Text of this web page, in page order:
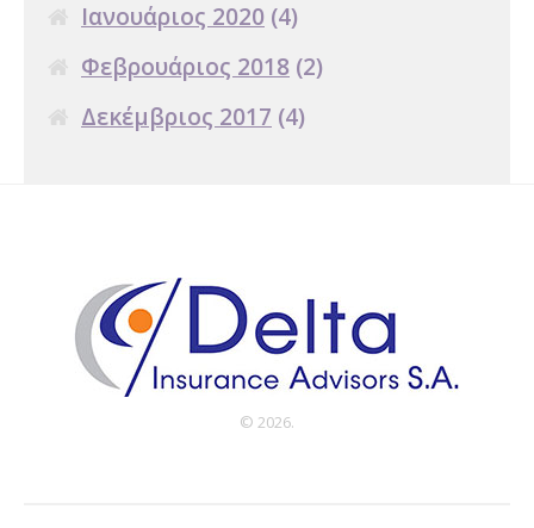
Ιανουάριος 2020 (4)
Φεβρουάριος 2018 (2)
Δεκέμβριος 2017 (4)
© 2026.